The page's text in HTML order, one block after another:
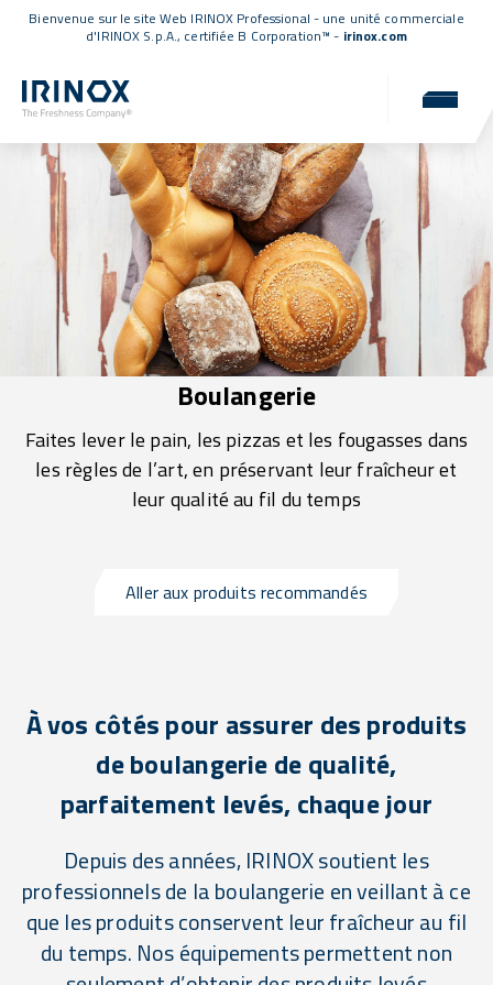
Bienvenue sur le site Web IRINOX Professional - une unité commerciale
d'IRINOX S.p.A., certifiée B Corporation™ - irinox.com
Boulangerie
Faites lever le pain, les pizzas et les fougasses dans
les règles de l’art, en préservant leur fraîcheur et
leur qualité au fil du temps
Aller aux produits recommandés
À vos côtés pour assurer des produits
de boulangerie de qualité,
parfaitement levés, chaque jour
Depuis des années, IRINOX soutient les
professionnels de la boulangerie en veillant à ce
que les produits conservent leur fraîcheur au fil
du temps. Nos équipements permettent non